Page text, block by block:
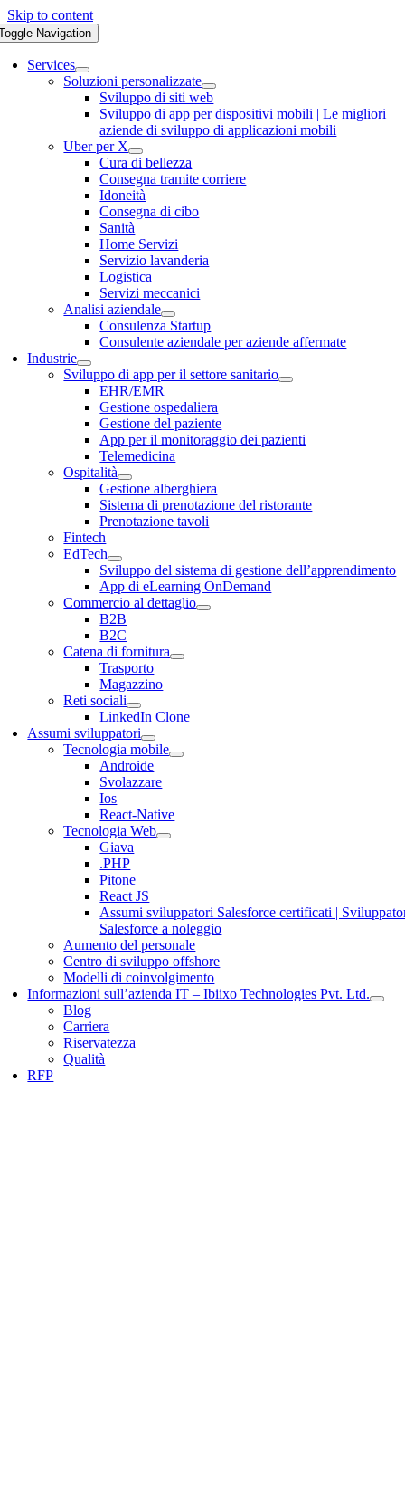
Skip to content
Navigation
Services
Soluzioni personalizzate
Sviluppo di siti web
Sviluppo di app per dispositivi mobili | Le migliori
aziende di sviluppo di applicazioni mobili
Uber per X
Cura di bellezza
Consegna tramite corriere
Idoneità
Consegna di cibo
Sanità
Home Servizi
Servizio lavanderia
Logistica
Servizi meccanici
Analisi aziendale
Consulenza Startup
Consulente aziendale per aziende affermate
Industrie
Sviluppo di app per il settore sanitario
EHR/EMR
Gestione ospedaliera
Gestione del paziente
App per il monitoraggio dei pazienti
Telemedicina
Ospitalità
Gestione alberghiera
Sistema di prenotazione del ristorante
Prenotazione tavoli
Fintech
EdTech
Sviluppo del sistema di gestione dell’apprendimento
App di eLearning OnDemand
Commercio al dettaglio
B2B
B2C
Catena di fornitura
Trasporto
Magazzino
Reti sociali
LinkedIn Clone
Assumi sviluppatori
Tecnologia mobile
Androide
Svolazzare
Ios
React-Native
Tecnologia Web
Giava
.PHP
Pitone
React JS
Assumi sviluppatori Salesforce certificati |
Salesforce a noleggio
Aumento del personale
Centro di sviluppo offshore
Modelli di coinvolgimento
Informazioni sull’azienda IT – Ibiixo Technologies Pvt. Ltd.
Blog
Carriera
Riservatezza
Qualità
RFP